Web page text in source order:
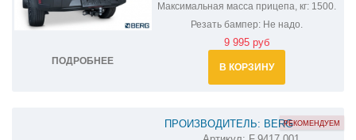
ПОДРОБНЕЕ
Максимальная масса прицепа, кг:1500.
Резать бампер:Не надо.
9 995 руб
В КОРЗИНУ
ПРОИЗВОДИТЕЛЬ: BERGРЕКОМЕНДУЕМ